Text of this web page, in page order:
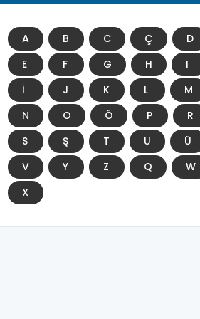
A B C Ç
D
E
F G H
I
İ
J K L
M
N
O Ö P
R
S
Ş T U
Ü
V
Y Z Q
W
X